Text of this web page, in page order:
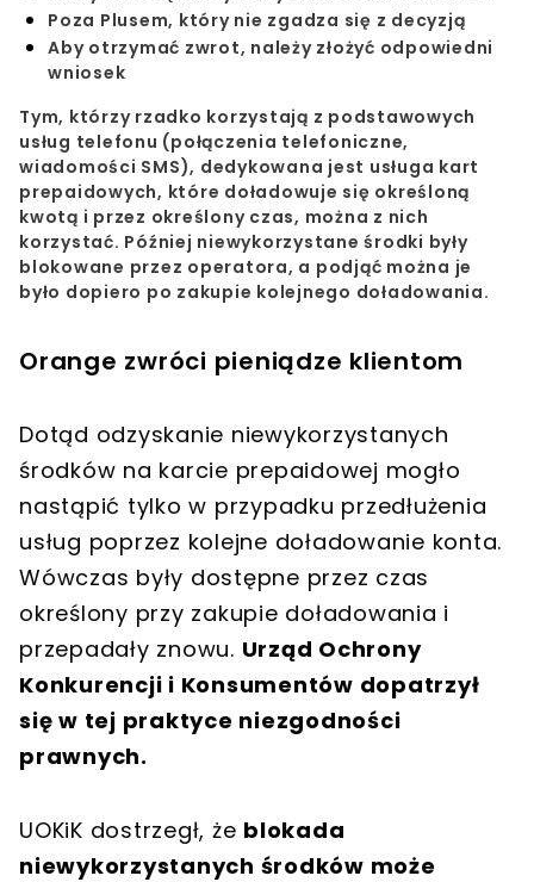
Poza Plusem, który nie zgadza się z decyzją
Aby otrzymać zwrot, należy złożyć odpowiedni
wniosek
Tym, którzy rzadko korzystają z podstawowych
usług telefonu (połączenia telefoniczne,
wiadomości SMS), dedykowana jest usługa kart
prepaidowych, które doładowuje się określoną
kwotą i przez określony czas, można z nich
korzystać. Później niewykorzystane środki były
blokowane przez operatora, a podjąć można je
było dopiero po zakupie kolejnego doładowania.
Orange zwróci pieniądze klientom
Dotąd odzyskanie niewykorzystanych
środków na karcie prepaidowej mogło
nastąpić tylko w przypadku przedłużenia
usług poprzez kolejne doładowanie konta.
Wówczas były dostępne przez czas
określony przy zakupie doładowania i
przepadały znowu. Urząd Ochrony
Konkurencji i Konsumentów dopatrzył
się w tej praktyce niezgodności
prawnych.
UOKiK dostrzegł, że blokada
niewykorzystanych środków może